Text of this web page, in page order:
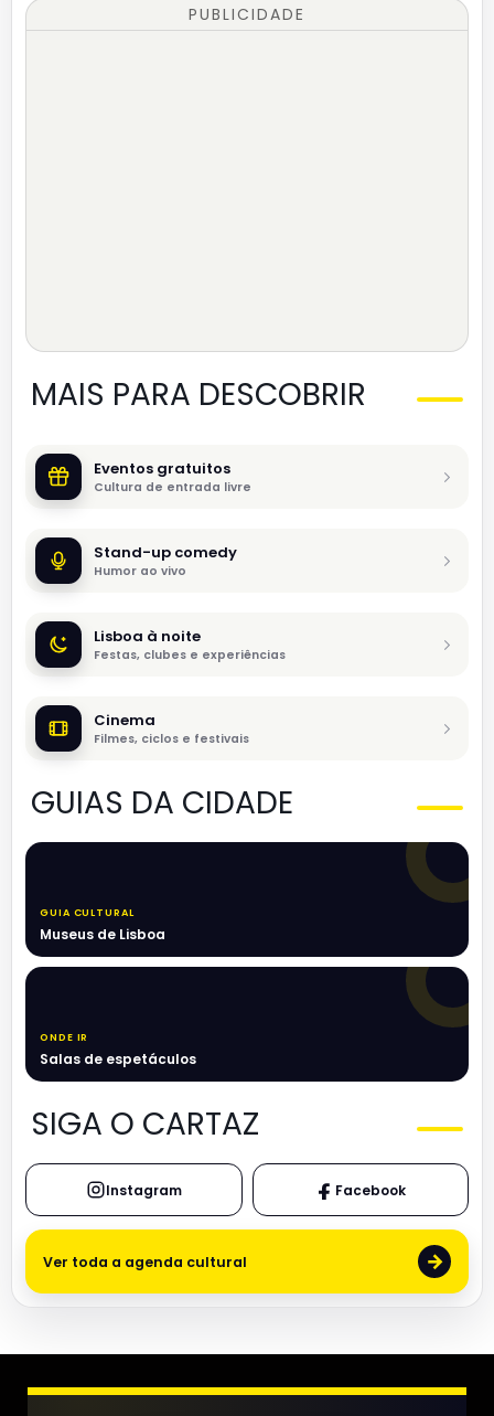
PUBLICIDADE
MAIS PARA DESCOBRIR
Eventos gratuitos
Cultura de entrada livre
Stand-up comedy
Humor ao vivo
Lisboa à noite
Festas, clubes e experiências
Cinema
Filmes, ciclos e festivais
GUIAS DA CIDADE
GUIA CULTURAL
Museus de Lisboa
ONDE IR
Salas de espetáculos
SIGA O CARTAZ
Instagram Facebook
Ver toda a agenda cultural →